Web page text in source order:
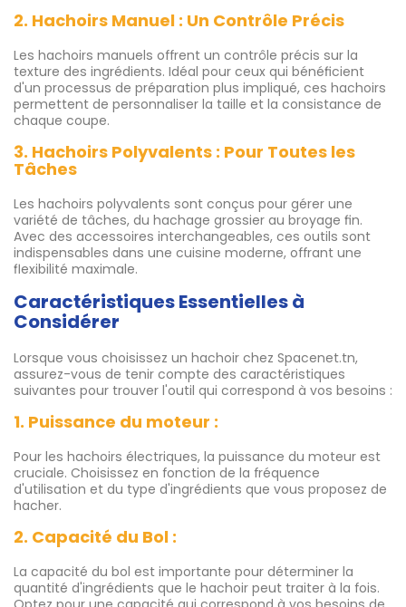
2. Hachoirs Manuel : Un Contrôle Précis
Les hachoirs manuels offrent un contrôle précis sur la
texture des ingrédients. Idéal pour ceux qui bénéficient
d'un processus de préparation plus impliqué, ces hachoirs
permettent de personnaliser la taille et la consistance de
chaque coupe.
3. Hachoirs Polyvalents : Pour Toutes les
Tâches
Les hachoirs polyvalents sont conçus pour gérer une
variété de tâches, du hachage grossier au broyage fin.
Avec des accessoires interchangeables, ces outils sont
indispensables dans une cuisine moderne, offrant une
flexibilité maximale.
Caractéristiques Essentielles à
Considérer
Lorsque vous choisissez un hachoir chez Spacenet.tn,
assurez-vous de tenir compte des caractéristiques
suivantes pour trouver l'outil qui correspond à vos besoins :
1. Puissance du moteur :
Pour les hachoirs électriques, la puissance du moteur est
cruciale. Choisissez en fonction de la fréquence
d'utilisation et du type d'ingrédients que vous proposez de
hacher.
2. Capacité du Bol :
La capacité du bol est importante pour déterminer la
quantité d'ingrédients que le hachoir peut traiter à la fois.